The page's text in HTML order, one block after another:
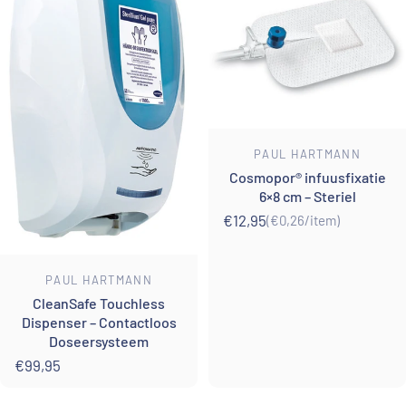
Leverancier:
PAUL HARTMANN
CleanSafe Touchless
Dispenser – Contactloos
Doseersysteem
€99,95
Leverancier:
PAUL HARTMANN
Cosmopor® infuusfixatie
6×8 cm – Steriel
€12,95
Eenheidsprijs
(€0,26/
per item)